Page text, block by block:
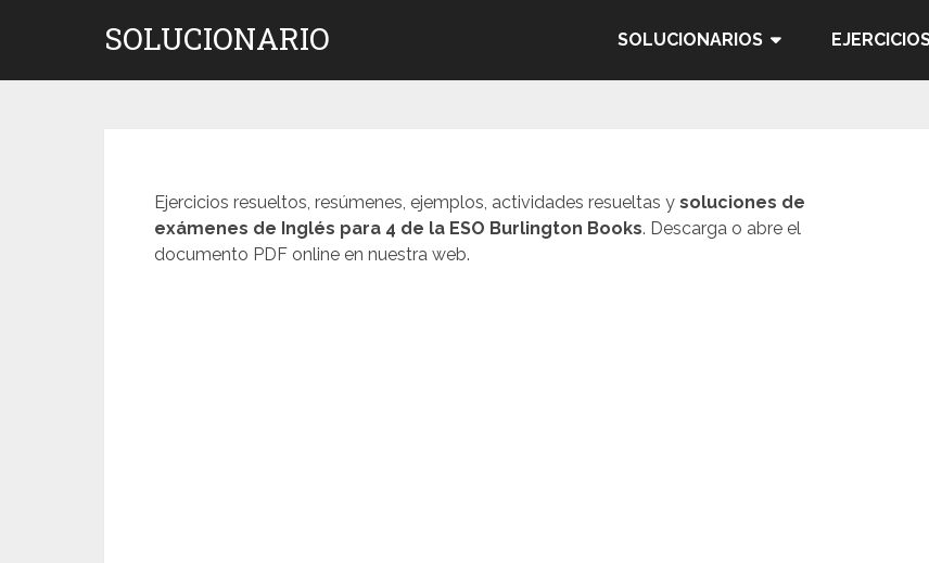
SOLUCIONARIO SOLUCIONARIOS
Ejercicios resueltos, resúmenes, ejemplos, actividades resueltas y soluciones de
exámenes de Inglés para 4 de la ESO Burlington Books. Descarga o abre el
documento PDF online en nuestra web.